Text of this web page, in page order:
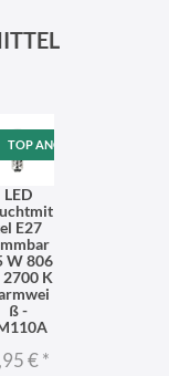
TOP ANGEBOT
LED
E27
W 806
2700 K
ß -
€*